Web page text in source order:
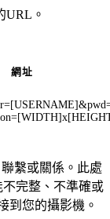
URL。
網址
繫或關係。此處
完整、不準確或
到您的攝影機。